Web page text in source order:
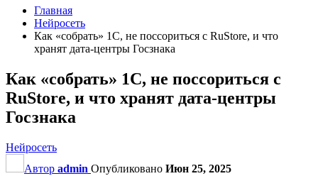
Главная
Нейросеть
Как «собрать» 1С, не поссориться с RuStore, и что
хранят дата-центры Госзнака
Как «собрать» 1С, не поссориться с
RuStore, и что хранят дата-центры
Госзнака
Нейросеть
Автор admin Опубликовано Июн 25, 2025